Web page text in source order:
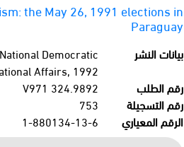
the May 26, 1991 elections in
Paraguay
بيانات النشر
Democratic
Affairs, 1992.
رقم الطلب
324.9892 V971
رقم التسجيلة
753
الرقم المعياري
1-880134-13-6